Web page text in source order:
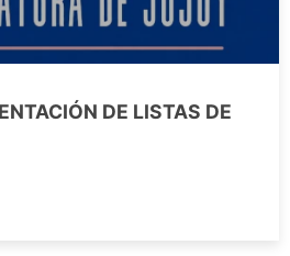
DE LISTAS DE